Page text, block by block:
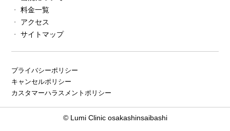
料金一覧
アクセス
サイトマップ
プライバシーポリシー
キャンセルポリシー
カスタマーハラスメントポリシー
© Lumi Clinic osakashinsaibashi